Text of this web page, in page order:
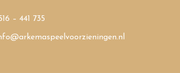
– 441 735